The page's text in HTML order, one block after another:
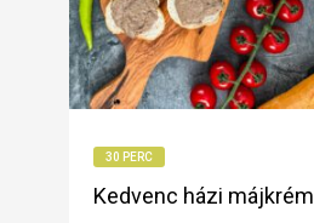
30 PERC
Kedvenc házi májkrém